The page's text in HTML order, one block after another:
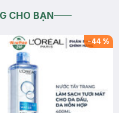
CHO BẠN
-44 %